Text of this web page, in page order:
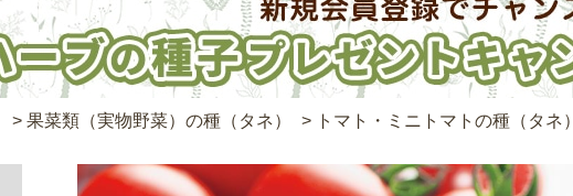
> 果菜類（実物野菜）の種（タネ） > トマト・ミニトマトの種（タネ）